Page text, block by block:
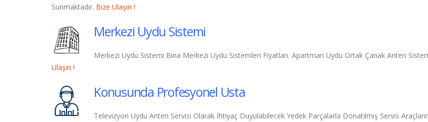
Sunmaktadır. Bize Ulaşın !
Merkezi Uydu Sistemi
Merkezi Uydu Sistemi Bina Merkezi Uydu Sistemleri Fiyatları. Apartman Uydu Ortak Çanak Anten
Ulaşın !
Konusunda Profesyonel Usta
Televizyon Uydu Anten Servisi Olarak İhtiyaç Duyulabilecek Yedek Parçalarla Donatılmış Servis